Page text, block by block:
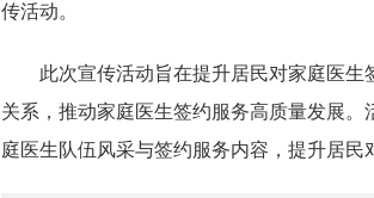
传活动。
此次宣传活动旨在提升居民对家庭医
关系，推动家庭医生签约服务高质量发展
庭医生队伍风采与签约服务内容，提升居